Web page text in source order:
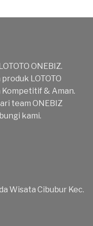
ONEBIZ.
LOTOTO
Kompetitif & Aman.
team ONEBIZ
kami.
Wisata Cibubur Kec.